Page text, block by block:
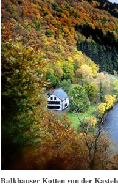
Balkhauser Kotten von der